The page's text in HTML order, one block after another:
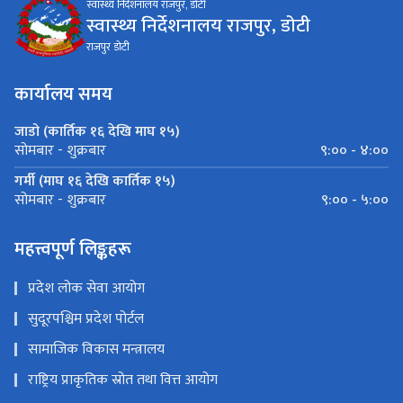
स्वास्थ्य निर्देशनालय राजपुर, डोटी
स्वास्थ्य निर्देशनालय राजपुर, डोटी
राजपुर डोटी
कार्यालय समय
जाडो (कार्तिक १६ देखि माघ १५)
सोमबार - शुक्रबार
९:०० - ४:००
गर्मी (माघ १६ देखि कार्तिक १५)
सोमबार - शुक्रबार ९:०० - ५:००
महत्त्वपूर्ण लिङ्कहरू
प्रदेश लोक सेवा आयोग
सुदूरपश्चिम प्रदेश पोर्टल
सामाजिक विकास मन्त्रालय
राष्ट्रिय प्राकृतिक स्रोत तथा वित्त आयोग